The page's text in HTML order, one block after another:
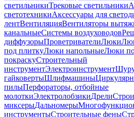
светильникиТрековые светильники
светотехникиАксессуары для
лентВентиляцияВентиляторы
канальныеСистемы воздуховодов
диффузорыПроветривателиЛюки
под плиткуЛюки напольныеЛюки
покраскуСтроительный
инструментЭлектроинструмент
гайковертыШлифмашины
пилыПерфораторы, отбойные
молоткиЭлектролобзикиДрели
миксерыДальномеры
инструментыСтроительные фены